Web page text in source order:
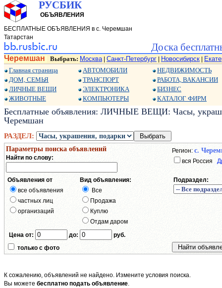
РУСБИК
ОБЪЯВЛЕНИЯ
БЕСПЛАТНЫЕ ОБЪЯВЛЕНИЯ в с. Черемшан
Татарстан
Доска
Черемшан Выбрать: Москва| Санкт-Петербург Новосибирск
Главная страница
ДОМ, СЕМЬЯ
ЛИЧНЫЕ ВЕЩИ
ЖИВОТНЫЕ
АВТОМОБИЛИ
ТРАНСПОРТ
ЭЛЕКТРОНИКА
КОМПЬЮТЕРЫ
НЕДВИЖИМОСТЬ
РАБОТА, ВАКАНСИИ
БИЗНЕС
КАТАЛОГ ФИРМ
Бесплатные объявления: ЛИЧНЫЕ ВЕЩИ: Часы,
Черемшан
РАЗДЕЛ:
Параметры поиска объявлений
Найти по слову:
Регион: с.
вся Россия
Объявления от
все объявления
частных лиц
организаций
Вид объявления:
Все
Продажа
Куплю
Отдам даром
Подраздел:
Цена от: до:
руб.
только с фото
К сожалению, объявлений не найдено. Измените условия поиска.
Вы можете бесплатно подать объявление.